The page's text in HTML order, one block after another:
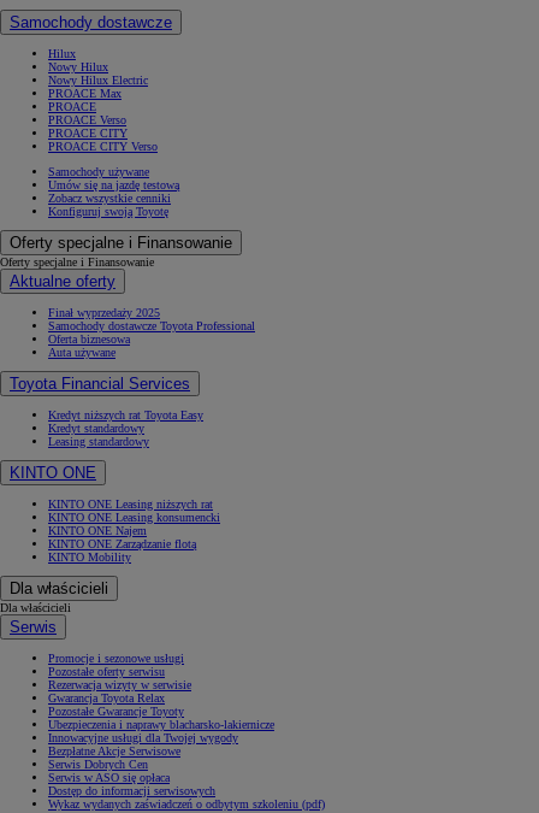
Samochody dostawcze
Hilux
Nowy Hilux
Nowy Hilux Electric
PROACE Max
PROACE
PROACE Verso
PROACE CITY
PROACE CITY Verso
Samochody używane
Umów się na jazdę testową
Zobacz wszystkie cenniki
Konfiguruj swoją Toyotę
Oferty specjalne i Finansowanie
Oferty specjalne i Finansowanie
Aktualne oferty
Finał wyprzedaży 2025
Samochody dostawcze Toyota Professional
Oferta biznesowa
Auta używane
Toyota Financial Services
Kredyt niższych rat Toyota Easy
Kredyt standardowy
Leasing standardowy
KINTO ONE
KINTO ONE Leasing niższych rat
KINTO ONE Leasing konsumencki
KINTO ONE Najem
KINTO ONE Zarządzanie flotą
KINTO Mobility
Dla właścicieli
Dla właścicieli
Serwis
Promocje i sezonowe usługi
Pozostałe oferty serwisu
Rezerwacja wizyty w serwisie
Gwarancja Toyota Relax
Pozostałe Gwarancje Toyoty
Ubezpieczenia i naprawy blacharsko-lakiernicze
Innowacyjne usługi dla Twojej wygody
Bezpłatne Akcje Serwisowe
Serwis Dobrych Cen
Serwis w ASO się opłaca
Dostęp do informacji serwisowych
Wykaz wydanych zaświadczeń o odbytym szkoleniu (pdf)